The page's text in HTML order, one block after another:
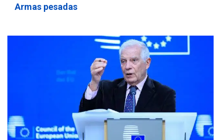
Armas pesadas